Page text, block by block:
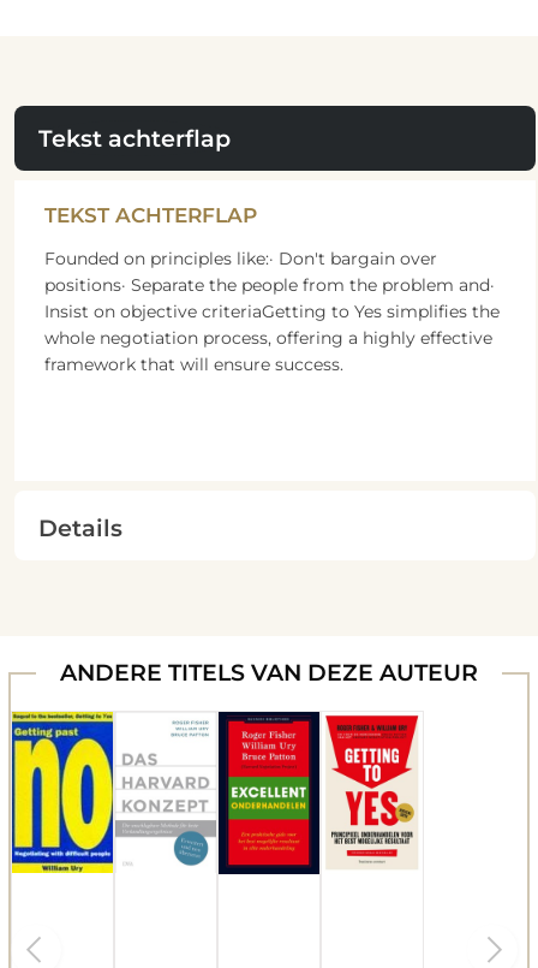
Tekst achterflap
TEKST ACHTERFLAP
Founded on principles like:· Don't bargain over
positions· Separate the people from the problem and·
Insist on objective criteriaGetting to Yes simplifies the
whole negotiation process, offering a highly effective
framework that will ensure success.
Details
ANDERE TITELS VAN DEZE AUTEUR